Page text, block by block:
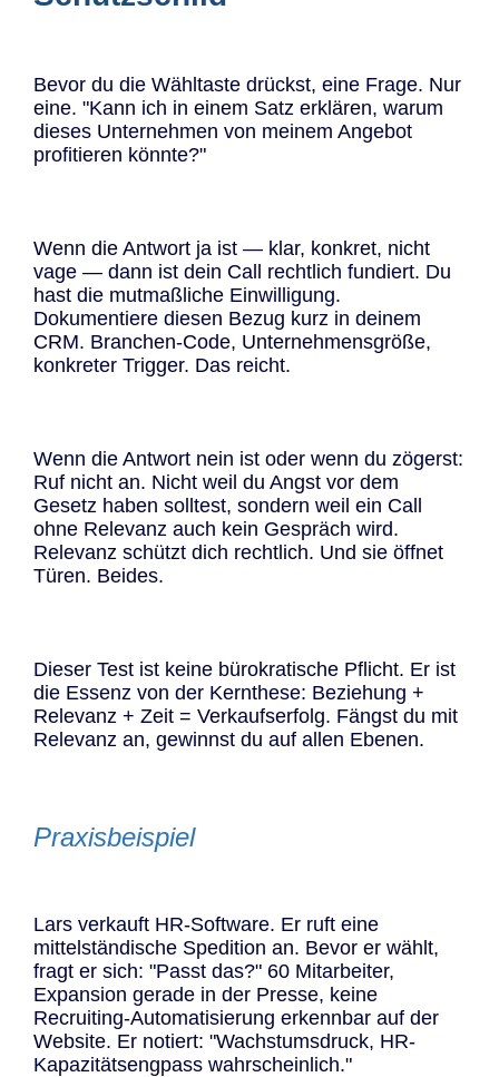
Bevor du die Wähltaste drückst, eine Frage. Nur
eine. "Kann ich in einem Satz erklären, warum
dieses Unternehmen von meinem Angebot
profitieren könnte?"
Wenn die Antwort ja ist — klar, konkret, nicht
vage — dann ist dein Call rechtlich fundiert. Du
hast die mutmaßliche Einwilligung.
Dokumentiere diesen Bezug kurz in deinem
CRM. Branchen-Code, Unternehmensgröße,
konkreter Trigger. Das reicht.
Wenn die Antwort nein ist oder wenn du zögerst:
Ruf nicht an. Nicht weil du Angst vor dem
Gesetz haben solltest, sondern weil ein Call
ohne Relevanz auch kein Gespräch wird.
Relevanz schützt dich rechtlich. Und sie öffnet
Türen. Beides.
Dieser Test ist keine bürokratische Pflicht. Er ist
die Essenz von der Kernthese: Beziehung +
Relevanz + Zeit = Verkaufserfolg. Fängst du mit
Relevanz an, gewinnst du auf allen Ebenen.
Praxisbeispiel
Lars verkauft HR-Software. Er ruft eine
mittelständische Spedition an. Bevor er wählt,
fragt er sich: "Passt das?" 60 Mitarbeiter,
Expansion gerade in der Presse, keine
Recruiting-Automatisierung erkennbar auf der
Website. Er notiert: "Wachstumsdruck, HR-
Kapazitätsengpass wahrscheinlich."